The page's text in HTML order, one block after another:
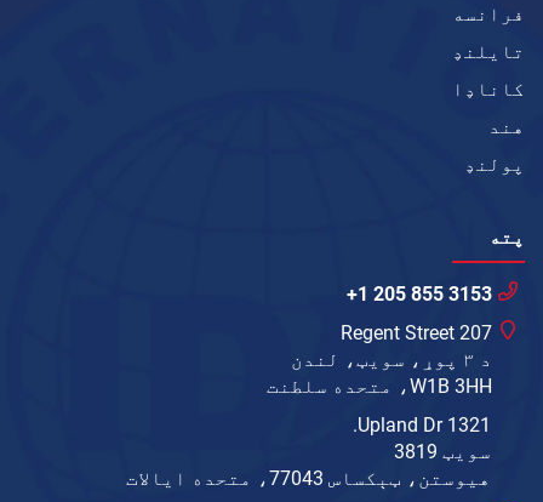
فرانسه
تایلنډ
کاناډا
هند
پولنډ
پته
+1 205 855 3153
207 Regent Street
د ۳ پوړ، سویټ، لندن
W1B 3HH، متحده سلطنت
1321 Upland Dr.
سویټ 3819
هیوستن، ټېکساس 77043، متحده ایالات